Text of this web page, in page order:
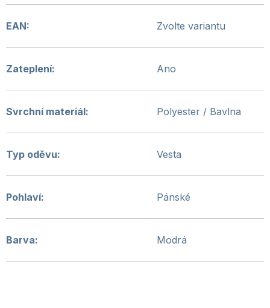
EAN: Zvolte variantu
Zateplení: Ano
Svrchní materiál: Polyester / Bavlna
Typ oděvu: Vesta
Pohlaví: Pánské
Barva: Modrá